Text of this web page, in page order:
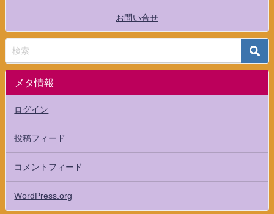
お問い合せ
メタ情報
ログイン
投稿フィード
コメントフィード
WordPress.org